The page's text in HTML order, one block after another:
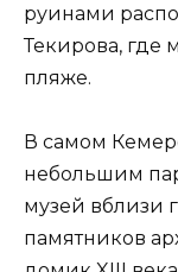
руинами
Текирова, где
пляже.
В самом
небольшим
музей вблизи
памятников